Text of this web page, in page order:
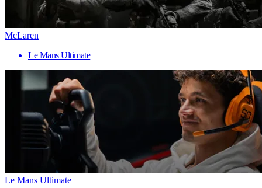
McLaren
Le Mans Ultimate
Le Mans Ultimate